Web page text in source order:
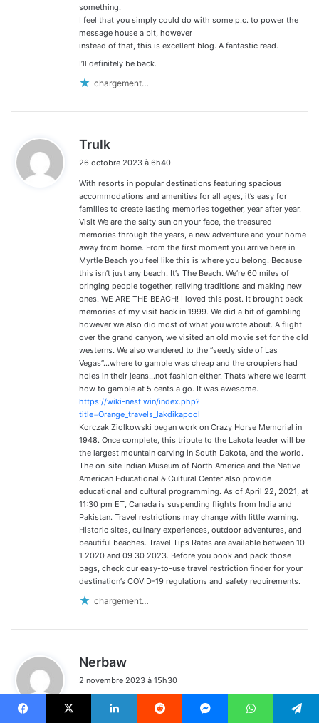
something.
I feel that you simply could do with some p.c. to power the
message house a bit, however
instead of that, this is excellent blog. A fantastic read.
I’ll definitely be back.
chargement…
Trulk
t
:
26 octobre 2023 à 6h40
With resorts in popular destinations featuring spacious
accommodations and amenities for all ages, it’s easy for
families to create lasting memories together, year after year.
Visit We are the salty sun on your face, the treasured
memories through the years, a new adventure and your home
away from home. From the first moment you arrive here in
Myrtle Beach you feel like this is where you belong. Because
this isn’t just any beach. It’s The Beach. We’re 60 miles of
bringing people together, reliving traditions and making new
ones. WE ARE THE BEACH! I loved this post. It brought back
memories of my visit back in 1999. We did a bit of gambling
however we also did most of what you wrote about. A flight
over the grand canyon, we visited an old movie set for the old
westerns. We also wandered to the “seedy side of Las
Vegas”…where to gamble was cheap and the croupiers had
holes in their jeans…not fashion either. Thats where we learnt
how to gamble at 5 cents a go. It was awesome.
https://wiki-nest.win/index.php?
title=Orange_travels_lakdikapool
Korczak Ziolkowski began work on Crazy Horse Memorial in
1948. Once complete, this tribute to the Lakota leader will be
the largest mountain carving in South Dakota, and the world.
The on-site Indian Museum of North America and the Native
American Educational & Cultural Center also provide
educational and cultural programming. As of April 22, 2021, at
11:30 pm ET, Canada is suspending flights from India and
Pakistan. Travel restrictions may change with little warning.
Historic sites, culinary experiences, outdoor adventures, and
beautiful beaches. Travel Tips Rates are available between 10
1 2020 and 09 30 2023. Before you book and pack those
bags, check our easy-to-use travel restriction finder for your
destination’s COVID-19 regulations and safety requirements.
chargement…
Nerbaw
t
2 novembre 2023 à 15h30
– Institutions can collaborate with
pharmaceutical companies to offer internships and research